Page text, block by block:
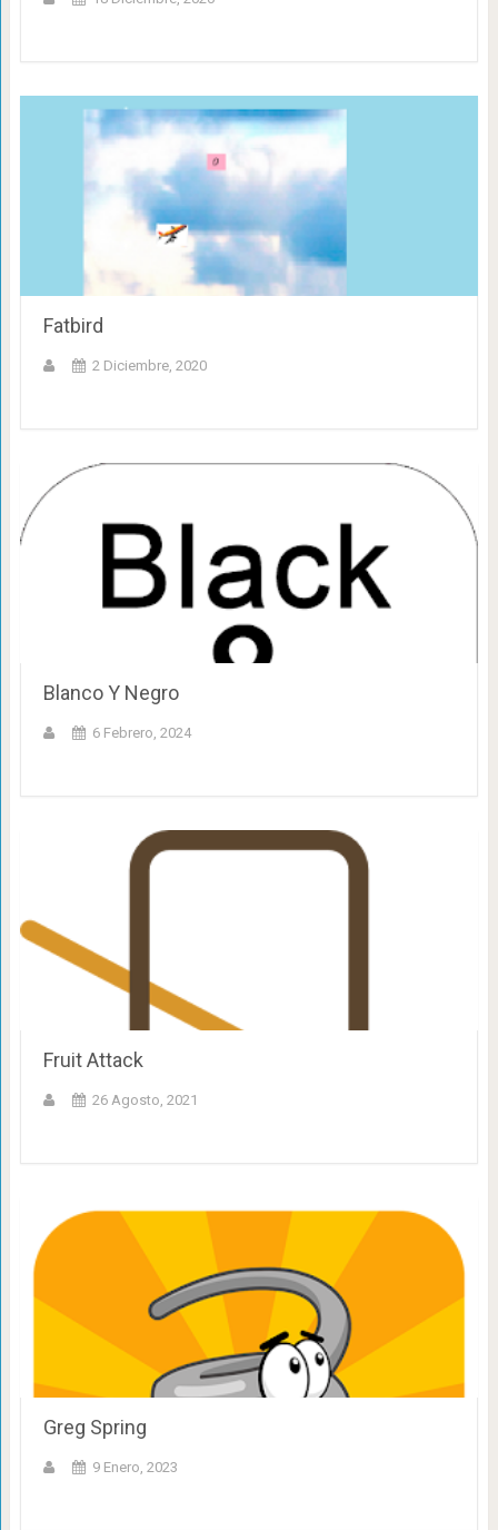
Fatbird
2 Diciembre, 2020
Blanco Y Negro
6 Febrero, 2024
Fruit Attack
26 Agosto, 2021
Greg Spring
9 Enero, 2023